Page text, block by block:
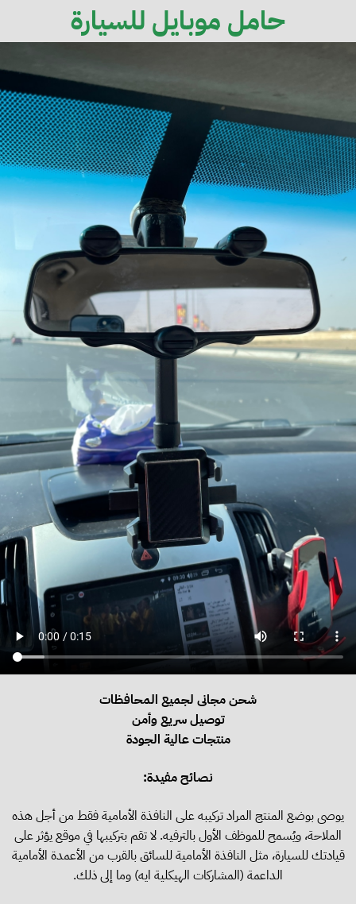
حامل موبايل للسيارة
شحن مجانى لجميع المحافظات
توصيل سريع وأمن
منتجات عالية الجودة
نصائح مفيدة:
يوصى بوضع المنتج المراد تركيبه على النافذة الأمامية فقط من أجل هذه
الملاحة، ويُسمح للموظف الأول بالترفيه. لا تقم بتركيبها في موقع يؤثر على
قيادتك للسيارة، مثل النافذة الأمامية للسائق بالقرب من الأعمدة الأمامية
الداعمة (المشاركات الهيكلية ايه) وما إلى ذلك.